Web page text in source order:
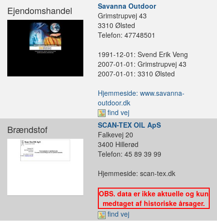
Ejendomshandel
Savanna Outdoor
Grimstrupvej 43
3310 Ølsted
Telefon: 47748501
1991-12-01: Svend Erik Veng
2007-01-01: Grimstrupvej 43
2007-01-01: 3310 Ølsted
Hjemmeside: www.savanna-
outdoor.dk
find vej
Brændstof
SCAN-TEX OIL ApS
Falkevej 20
3400 Hillerød
Telefon: 45 89 39 99
Hjemmeside: scan-tex.dk
OBS. data er ikke aktuelle og kun
medtaget af historiske årsager.
find vej